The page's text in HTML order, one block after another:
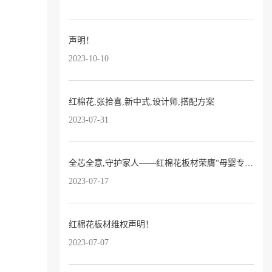
声明！
2023-10-10
红棉花,张拾喜,新中式,设计师,搭配方案
2023-07-31
2023-07-17
红棉花板材维权声明！
2023-07-07